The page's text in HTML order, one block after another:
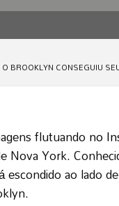
BROOKLYN CONSEGUIU
flutuando no
Nova York.
ao lado